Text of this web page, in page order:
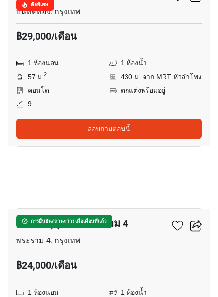
ดีลพิเศษ
บันทัดทอง, กรุงเทพ
฿29,000/เดือน
1 ห้องนอน
1 ห้องน้ำ
57 ม.2
430 ม. จาก MRT หัวลำโพง
คอนโด
ตกแต่งพร้อมอยู่
9
สอบถามตอนนี้
การยืนยันสถานะว่าง เมื่อเดือนที่แล้ว
ไอดีโอ สุขุมวิท - พระราม 4
พระราม 4, กรุงเทพ
฿24,000/เดือน
1 ห้องนอน 1 ห้องน้ำ